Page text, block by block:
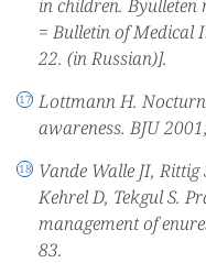
in children.
= Bulletin of Medical
22. (in Russian)].
Lottmann H.
awareness. BJU
Vande Walle JI,
Kehrel D, Tekgul S.
management of
83.